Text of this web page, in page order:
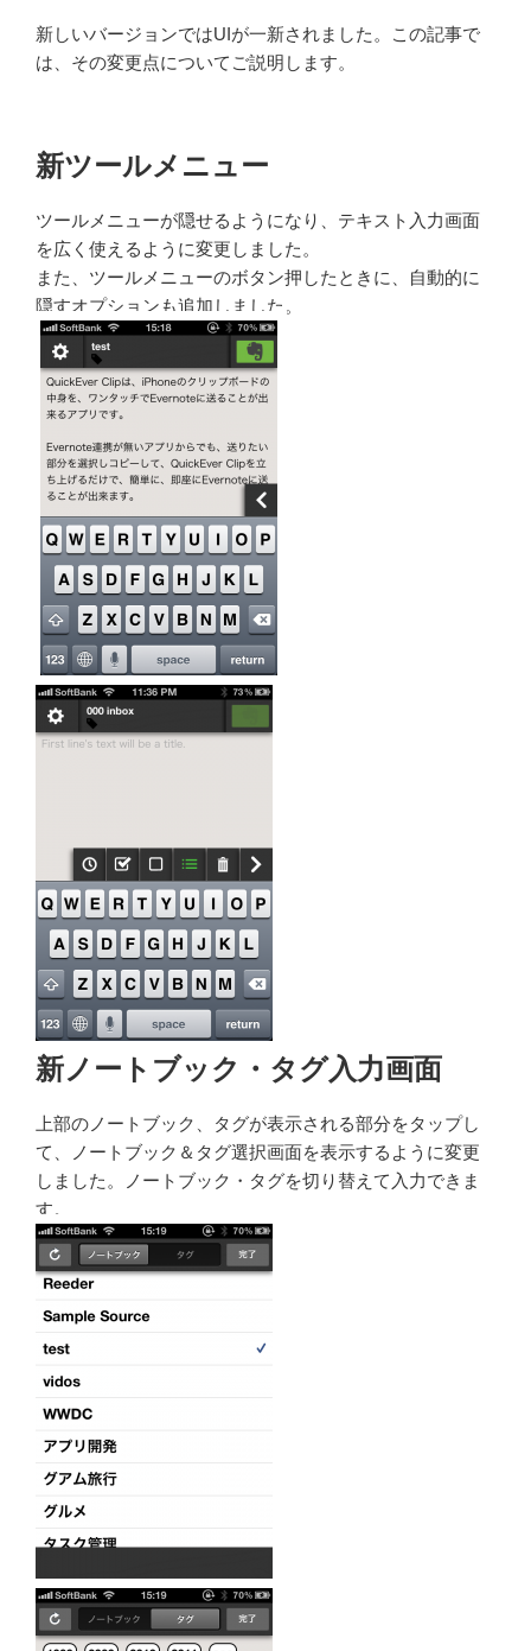
新しいバージョンではUIが一新されました。この記事で
は、その変更点についてご説明します。
新ツールメニュー
ツールメニューが隠せるようになり、テキスト入力画面
を広く使えるように変更しました。
また、ツールメニューのボタン押したときに、自動的に
隠すオプションも追加しました。
新ノートブック・タグ入力画面
上部のノートブック、タグが表示される部分をタップし
て、ノートブック＆タグ選択画面を表示するように変更
しました。ノートブック・タグを切り替えて入力できま
す。